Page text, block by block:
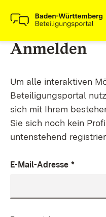
Anmelden
Um alle interaktiven
Beteiligungsportal
sich mit Ihrem
Sie sich noch kein
untenstehend
E-Mail-Adresse *